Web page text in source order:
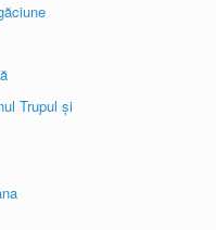
Trupul și